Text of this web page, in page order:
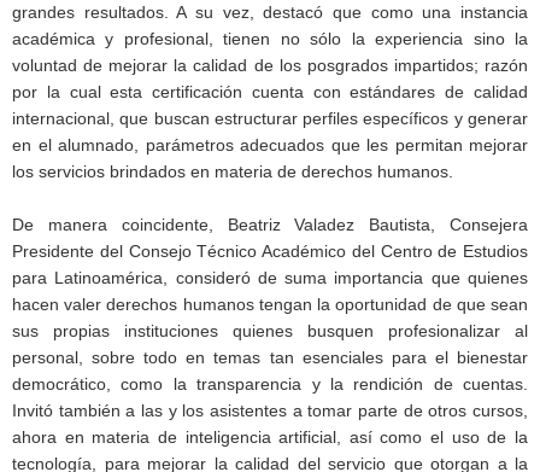
grandes resultados. A su vez, destacó que como una instancia
académica y profesional, tienen no sólo la experiencia sino la
voluntad de mejorar la calidad de los posgrados impartidos; razón
por la cual esta certificación cuenta con estándares de calidad
internacional, que buscan estructurar perfiles específicos y generar
en el alumnado, parámetros adecuados que les permitan mejorar
los servicios brindados en materia de derechos humanos.
De manera coincidente, Beatriz Valadez Bautista, Consejera
Presidente del Consejo Técnico Académico del Centro de Estudios
para Latinoamérica, consideró de suma importancia que quienes
hacen valer derechos humanos tengan la oportunidad de que sean
sus propias instituciones quienes busquen profesionalizar al
personal, sobre todo en temas tan esenciales para el bienestar
democrático, como la transparencia y la rendición de cuentas.
Invitó también a las y los asistentes a tomar parte de otros cursos,
ahora en materia de inteligencia artificial, así como el uso de la
tecnología, para mejorar la calidad del servicio que otorgan a la